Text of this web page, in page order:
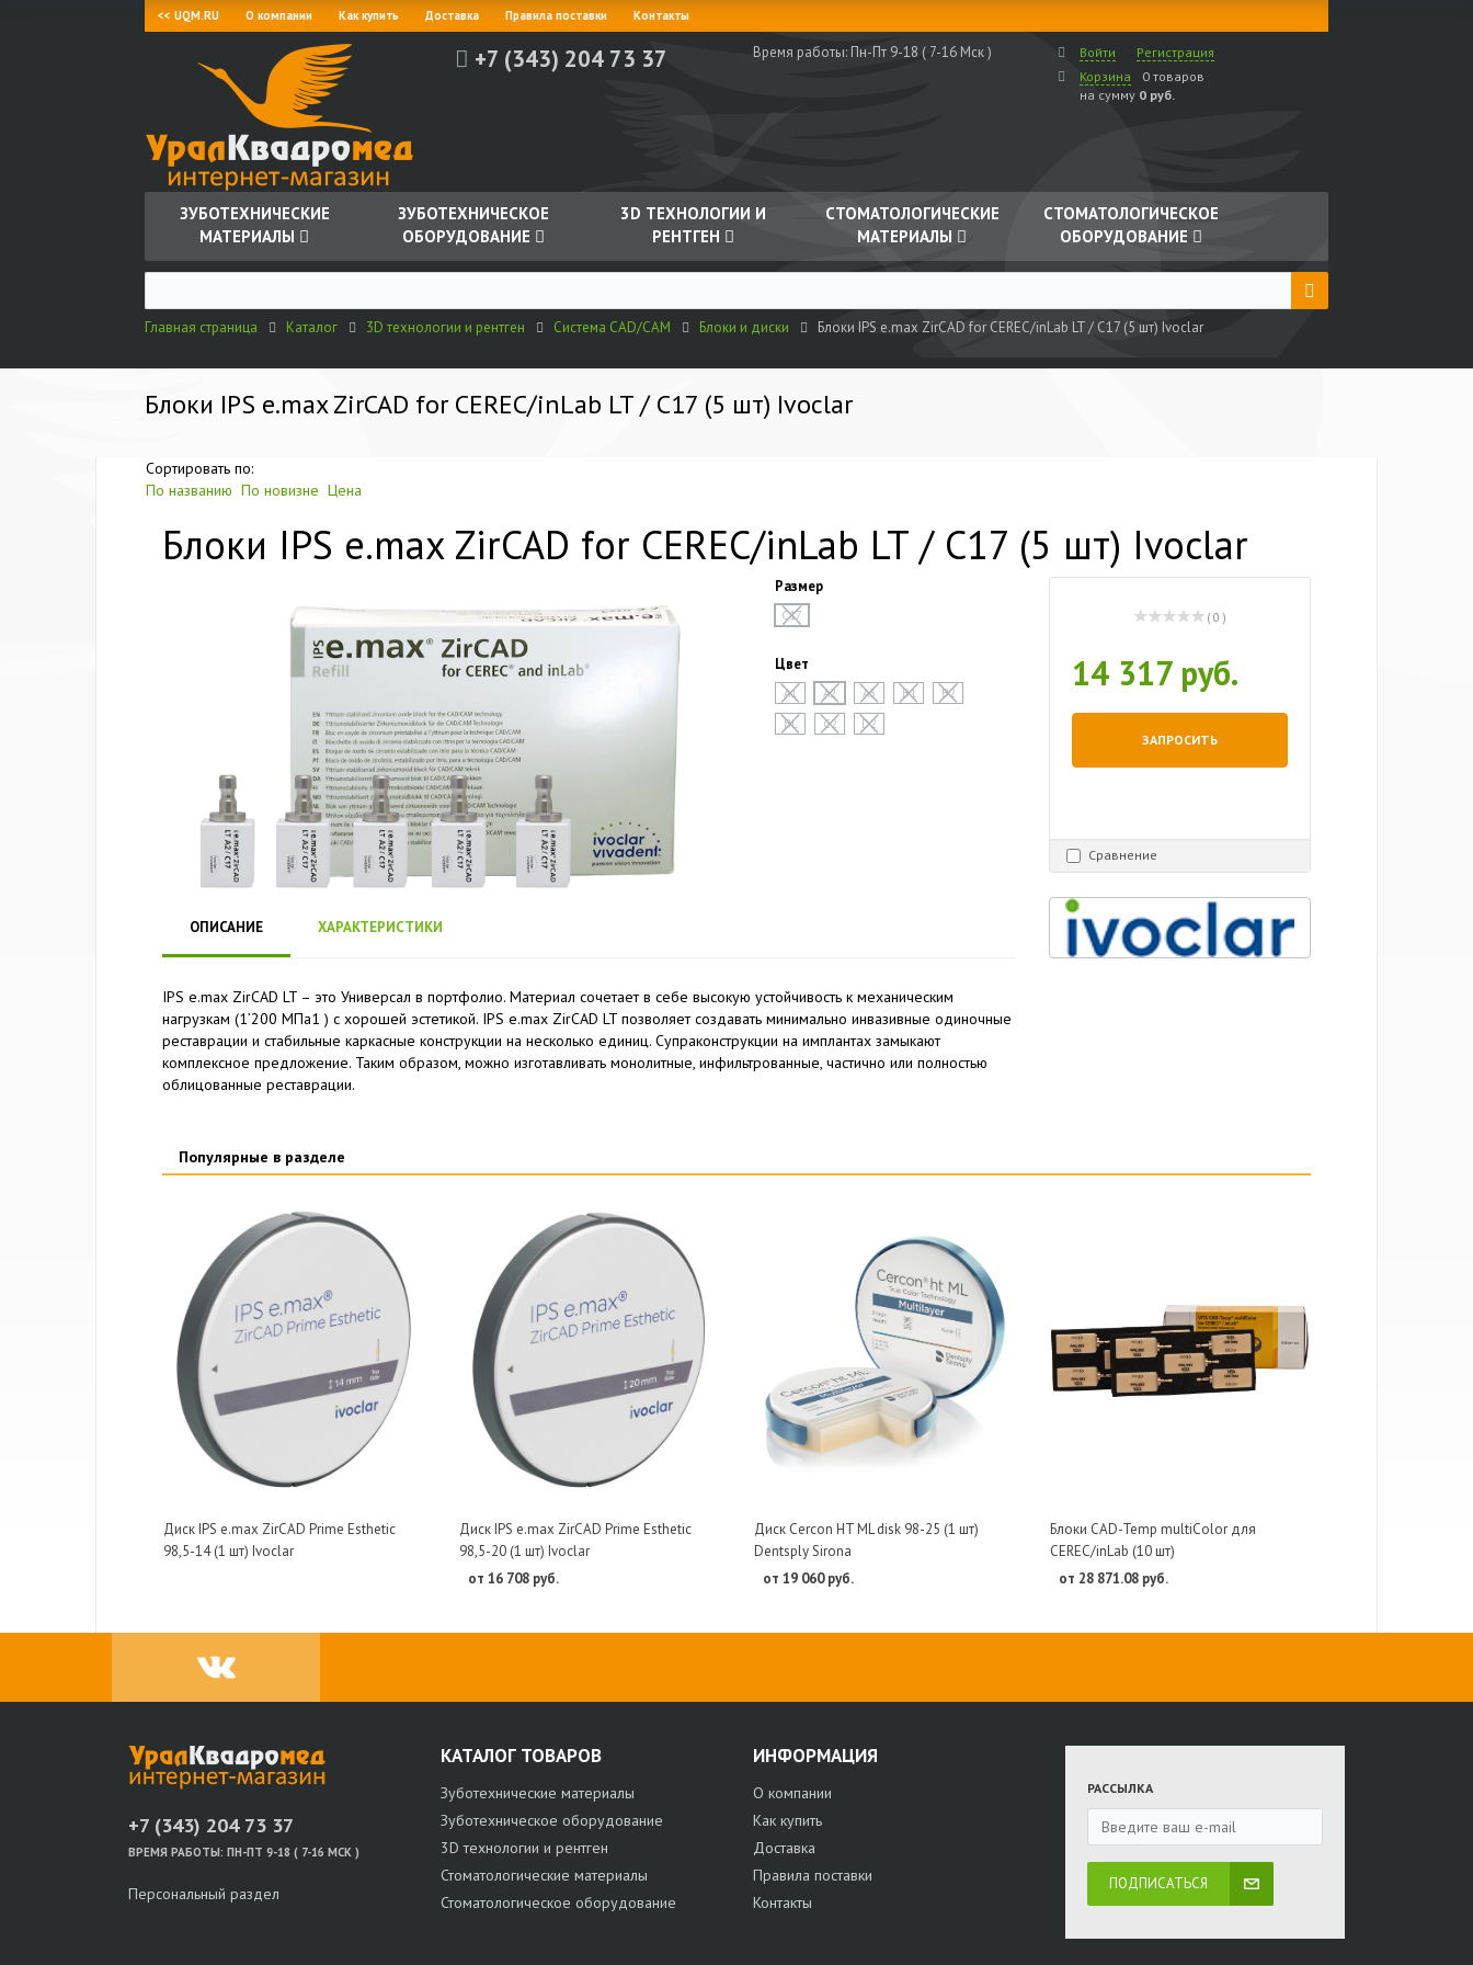
<< UQM.RU О компании Как купить Доставка Правила поставки Контакты
+7 (343) 204 73 37 Время работы:Пн-Пт 9-18 ( 7-16 Мск ) Войти
Регистрация
Корзина
0 товаров
на сумму 0 руб.
ЗУБОТЕХНИЧЕСКИЕ
МАТЕРИАЛЫ
ЗУБОТЕХНИЧЕСКОЕ
ОБОРУДОВАНИЕ
3D ТЕХНОЛОГИИ И
РЕНТГЕН
СТОМАТОЛОГИЧЕСКИЕ
МАТЕРИАЛЫ
СТОМАТОЛОГИЧЕСКОЕ
ОБОРУДОВАНИЕ
Главная страница Каталог 3D технологии и рентген Система CAD/CAM Блоки и диски Блоки IPS e.max ZirCAD for CEREC/inLab LT / C17 (5 шт) Ivoclar
Блоки IPS e.max ZirCAD for CEREC/inLab LT / C17 (5 шт) Ivoclar
Сортировать по:
По названию По новизне Цена
Блоки IPS e.max ZirCAD for CEREC/inLab LT / C17 (5 шт) Ivoclar
Размер
C17
Цвет
A1 A2 A3 B1
B2
BL
C2 D2
( 0 )
14 317 руб.
ЗАПРОСИТЬ
Сравнение
ОПИСАНИЕ ХАРАКТЕРИСТИКИ
IPS e.max ZirCAD LT – это Универсал в портфолио. Материал сочетает в себе высокую устойчивость к механическим
нагрузкам (1’200 МПа1 ) с хорошей эстетикой. IPS e.max ZirCAD LT позволяет создавать минимально инвазивные одиночные
реставрации и стабильные каркасные конструкции на несколько единиц. Супраконструкции на имплантах замыкают
комплексное предложение. Таким образом, можно изготавливать монолитные, инфильтрованные, частично или полностью
облицованные реставрации.
Популярные в разделе
Диск IPS e.max ZirCAD Prime Esthetic
98,5-14 (1 шт) Ivoclar
Диск IPS e.max ZirCAD Prime Esthetic
98,5-20 (1 шт) Ivoclar
от 16 708 руб.
Диск Cercon HT ML disk 98-25 (1 шт)
Dentsply Sirona
от 19 060 руб.
Блоки CAD-Temp multiColor для
CEREC/inLab (10 шт)
от 28 871.08 руб.
ИНФОРМАЦИЯ
О компании
Как купить
Доставка
Правила поставки
Контакты
КАТАЛОГ ТОВАРОВ
Зуботехнические материалы
Зуботехническое оборудование
3D технологии и рентген
Стоматологические материалы
Стоматологическое оборудование
РАССЫЛКА
ПОДПИСАТЬСЯ
+7 (343) 204 73 37
ВРЕМЯ РАБОТЫ: ПН-ПТ 9-18 ( 7-16 МСК )
Персональный раздел